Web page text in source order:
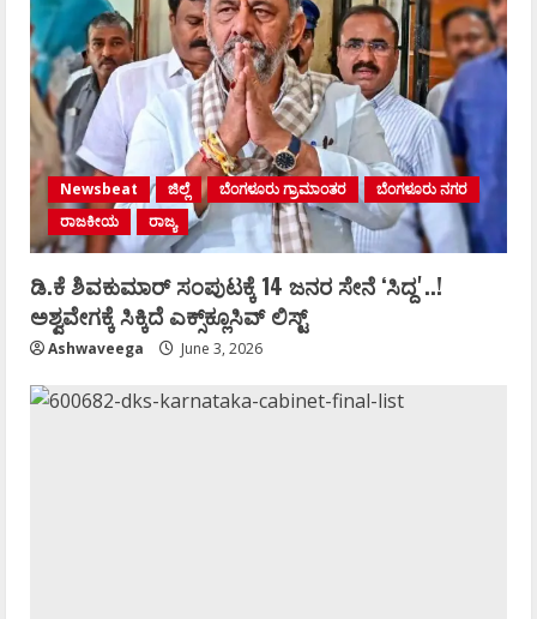
Newsbeat ಜಿಲ್ಲೆ ಬೆಂಗಳೂರು ಗ್ರಾಮಾಂತರ
ಬೆಂಗಳೂರು ನಗರ
ರಾಜಕೀಯ
ರಾಜ್ಯ
ಡಿ.ಕೆ ಶಿವಕುಮಾರ್‌ ಸಂಪುಟಕ್ಕೆ 14 ಜನರ ಸೇನೆ ʻಸಿದ್ದʼ..!
ಅಶ್ವವೇಗಕ್ಕೆ ಸಿಕ್ಕಿದೆ ಎಕ್ಸ್‌ಕ್ಲೂಸಿವ್‌ ಲಿಸ್ಟ್‌
Ashwaveega June 3, 2026